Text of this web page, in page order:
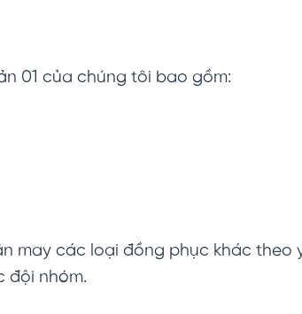
01 của chúng tôi bao gồm:
may các loại đồng phục khác theo
đội nhóm.